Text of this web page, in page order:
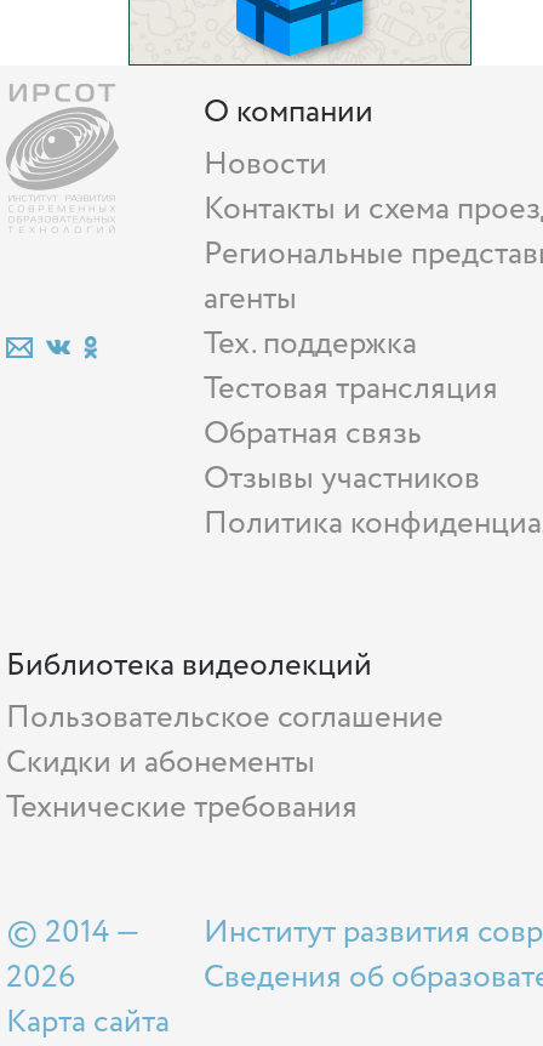
О компании
Новости
Контакты и схема
Региональные
агенты
Тех. поддержка
Тестовая трансляция
Обратная связь
Отзывы участников
Политика
Библиотека видеолекций
Пользовательское соглашение
Скидки и абонементы
Технические требования
© 2014 —
2026
Карта сайта
Институт развития
Сведения об